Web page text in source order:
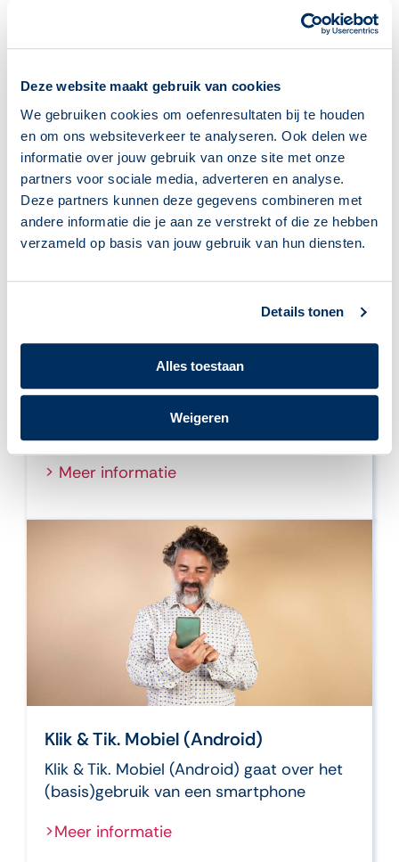
Deze website maakt gebruik van cookies
We gebruiken cookies om oefenresultaten bij te houden
en om ons websiteverkeer te analyseren. Ook delen we
informatie over jouw gebruik van onze site met onze
partners voor sociale media, adverteren en analyse.
Deze partners kunnen deze gegevens combineren met
andere informatie die je aan ze verstrekt of die ze hebben
verzameld op basis van jouw gebruik van hun diensten.
Details tonen
Alles toestaan
Weigeren
Je leert stap voor stap typen, websites
bezoeken en e-mailen. Je krijgt tips over
> Meer informatie
Klik & Tik. Mobiel gaat over het
(basis)gebruik van een smartphone.
> Meer informatie
Klik & Tik. Mobiel (Android)
Klik & Tik. Mobiel (Android) gaat over het
(basis)gebruik van een smartphone
>Meer informatie